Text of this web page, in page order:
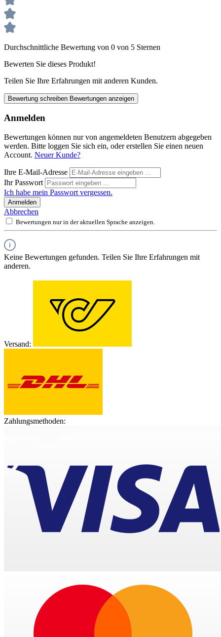
Durchschnittliche Bewertung von 0 von 5 Sternen
Bewerten Sie dieses Produkt!
Teilen Sie Ihre Erfahrungen mit anderen Kunden.
Bewertung schreiben Bewertungen anzeigen
Anmelden
Bewertungen können nur von angemeldeten Benutzern abgegeben
werden. Bitte loggen Sie sich ein, oder erstellen Sie einen neuen
Account. Neuer Kunde?
Ihre E-Mail-Adresse
Ihr Passwort
Ich habe mein Passwort vergessen.
Anmelden
Abbrechen
Bewertungen nur in der aktuellen Sprache anzeigen.
Keine Bewertungen gefunden. Teilen Sie Ihre Erfahrungen mit
anderen.
Versand:
Zahlungsmethoden: